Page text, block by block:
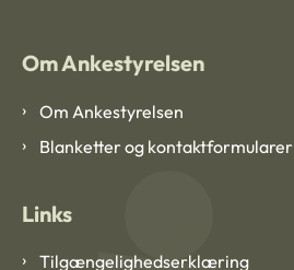
Om Ankestyrelsen
Om Ankestyrelsen
Blanketter og kontaktformularer
Links
Tilgængelighedserklæring